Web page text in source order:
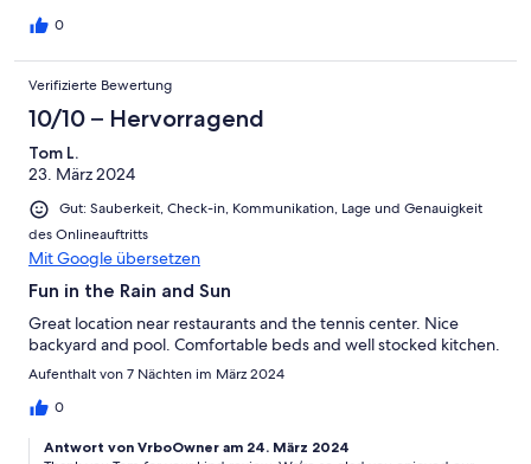
0
Verifizierte Bewertung
10/10 – Hervorragend
Tom L.
23. März 2024
Gut: Sauberkeit, Check-in, Kommunikation, Lage und Genauigkeit
des Onlineauftritts
Mit Google übersetzen
Fun in the Rain and Sun
Great location near restaurants and the tennis center. Nice
backyard and pool. Comfortable beds and well stocked kitchen.
Aufenthalt von 7 Nächten im März 2024
0
Antwort von VrboOwner am 24. März 2024